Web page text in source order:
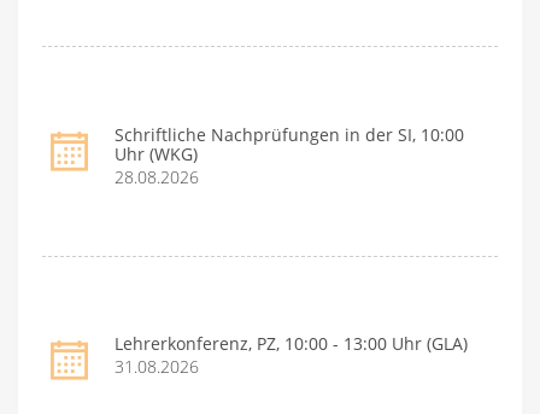
Schriftliche Nachprüfungen in der SI, 10:00
Uhr (WKG)
28.08.2026
Lehrerkonferenz, PZ, 10:00 - 13:00 Uhr (GLA)
31.08.2026